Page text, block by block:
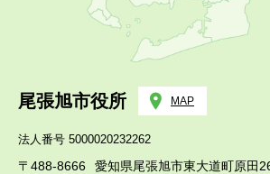
尾張旭市役所 MAP
法人番号 5000020232262
〒488-8666 愛知県尾張旭市東大道町原田